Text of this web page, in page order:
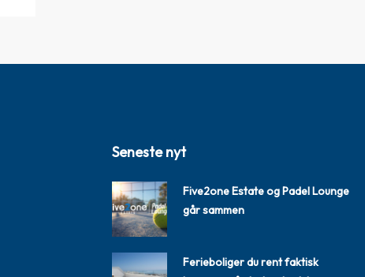
Seneste nyt
Five2one Estate og Padel Lounge
går sammen
Ferieboliger du rent faktisk